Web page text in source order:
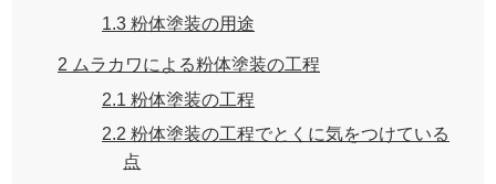
1.3 粉体塗装の用途
2 ムラカワによる粉体塗装の工程
2.1 粉体塗装の工程
2.2 粉体塗装の工程でとくに気をつけている
点